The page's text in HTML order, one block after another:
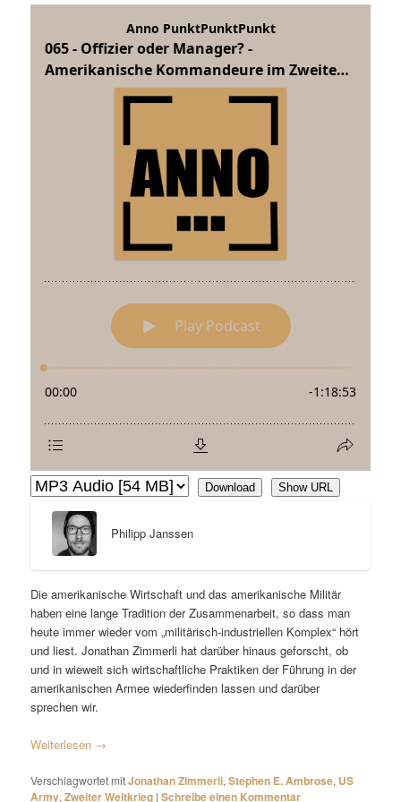
Download Show URL
Philipp Janssen
Die amerikanische Wirtschaft und das amerikanische Militär
haben eine lange Tradition der Zusammenarbeit, so dass man
heute immer wieder vom „militärisch-industriellen Komplex“ hört
und liest. Jonathan Zimmerli hat darüber hinaus geforscht, ob
und in wieweit sich wirtschaftliche Praktiken der Führung in der
amerikanischen Armee wiederfinden lassen und darüber
sprechen wir.
Weiterlesen →
Verschlagwortet mitJonathan Zimmerli,Stephen E. Ambrose, US
Army,Zweiter Weltkrieg |Schreibe einen Kommentar